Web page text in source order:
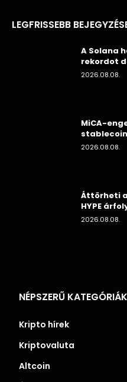
LEGFRISSEBB
A Solana
rekordot
2026.08.08.
MiCA-
2026.08.08.
Áttörheti
HYPE
2026.08.08.
NÉPSZERŰ KATEGÓRIÁK
Kripto hírek
Kriptovaluta
Altcoin